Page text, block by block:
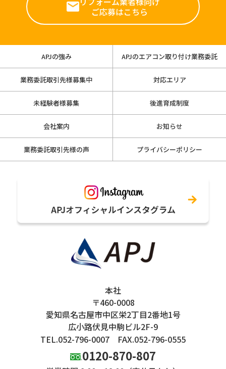
ご応募はこちら
APJの強み APJのエアコン取り付け業務委託
業務委託取引先様募集中 対応エリア
未経験者様募集 後進育成制度
会社案内 お知らせ
業務委託取引先様の声 プライバシーポリシー
本社
〒460-0008
愛知県名古屋市中区栄2丁目2番地1号
広小路伏見中駒ビル2F-9
TEL.052-796-0007 FAX.052-796-0555
0120-870-807